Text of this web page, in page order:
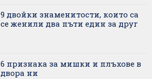
9 двойки знаменитости, които са
се женили два пъти един за друг
6 признака за мишки и плъхове в
двора ни